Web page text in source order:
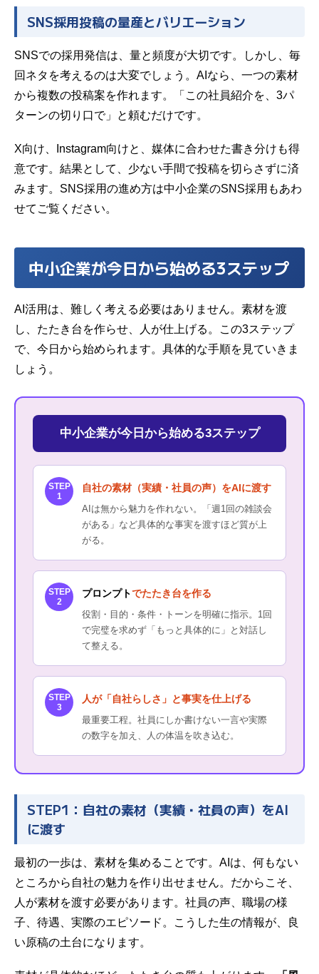
SNS採用投稿の量産とバリエーション
SNSでの採用発信は、量と頻度が大切です。しかし、毎
回ネタを考えるのは大変でしょう。AIなら、一つの素材
から複数の投稿案を作れます。「この社員紹介を、3パ
ターンの切り口で」と頼むだけです。
X向け、Instagram向けと、媒体に合わせた書き分けも得
意です。結果として、少ない手間で投稿を切らさずに済
みます。SNS採用の進め方は中小企業のSNS採用 もあわ
せてご覧ください。
中小企業が今日から始める3ステップ
AI活用は、難しく考える必要はありません。素材を渡
し、たたき台を作らせ、人が仕上げる。この3ステップ
で、今日から始められます。具体的な手順を見ていきま
しょう。
中小企業が今日から始める3ステップ
STEP
1
自社の素材（実績・社員の声）をAIに渡す
AIは無から魅力を作れない。「週1回の雑談会
がある」など具体的な事実を渡すほど質が上
がる。
STEP
2
プロンプトでたたき台を作る
役割・目的・条件・トーンを明確に指示。1回
で完璧を求めず「もっと具体的に」と対話し
て整える。
STEP
3
人が「自社らしさ」と事実を仕上げる
最重要工程。社員にしか書けない一言や実際
の数字を加え、人の体温を吹き込む。
STEP1：自社の素材（実績・社員の声）をAI
に渡す
最初の一歩は、素材を集めることです。AIは、何もない
ところから自社の魅力を作り出せません。だからこそ、
人が素材を渡す必要があります。社員の声、職場の様
子、待遇、実際のエピソード。こうした生の情報が、良
い原稿の土台になります。